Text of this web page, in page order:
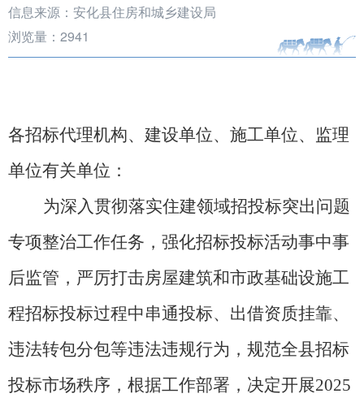
信息来源：安化县住房和城乡建设局
浏览量： 2941
各招标代理机构、建设单位、施工单位、监理
单位有关单位 ：
为深入贯彻落实住建领域招投标突出问题
专项整治工作任务，强化招标投标活动事中事
后监管，严厉打击房屋建筑和市政基础设施工
程招标投标过程中串通投标、出借资质挂靠、
违法转包分包等违法违规行为，规范全县招标
投标市场秩序，根据工作部署，决定开展2025